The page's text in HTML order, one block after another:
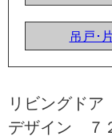
吊戸･
リビングド
デザイン ７